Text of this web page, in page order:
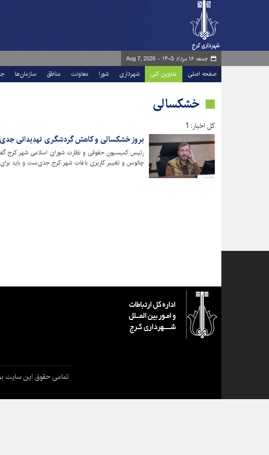
جمعه ۱۶ مرداد ۱۴۰۵ - Aug 7, 2026
صفحه اصلی عناوین کلی شهرداری شورا معاونت مناطق سازمان‌ها
خشکسالی
کل اخبار: 1
بروز خشکسالی و کاهش گردشگری تهدیداتی
رئیس کمیسیون حقوقی ‌و نظارت شورای اسلامی شهر کرج
چالوس و تغییر کاربری باغات شهر کرج جدی‌ست و باید
تمامی حقوق این سایت